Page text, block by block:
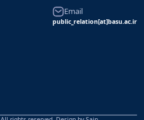
Email
public_relation[at]basu.ac.ir